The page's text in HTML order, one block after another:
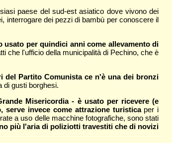
paese del sud-est asiatico dove vivono dei
interrogare dei pezzi di bambù per conoscere il
per quindici anni come allevamento di
che l'ufficio della municipalità di Pechino, che è
del Partito Comunista ce n'è una dei bronzi
di gusti borghesi.
Misericordia - è usato per ricevere (e
serve invece come attrazione turisticaper i
a uso delle macchine fotografiche, sono stati
più l'aria di poliziotti travestiti che di novizi